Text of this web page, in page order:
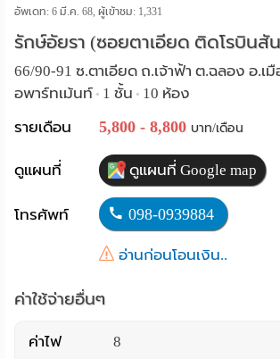
ลง
ประกาศ
ฟรี
Language
อัพเดท: 6 มี.ค. 68, ผู้เข้าชม: 1,331
รักษ์อัยรา (ซอยตาเอียด ติดโรบินสั
66/90-91 ซ.ตาเอียด ถ.เจ้าฟ้า ต.ฉลอง อ.เ
อพาร์ทเม้นท์ • 1 ชั้น • 10 ห้อง
รายเดือน
5,800 - 8,800 บาท/เดือน
ดูแผนที่ ดูแผนที่ Google map
โทรศัพท์ 098-0939884
อ่านก่อนโอนเงิน..
ค่าใช้จ่ายอื่นๆ
ค่าไฟ
8